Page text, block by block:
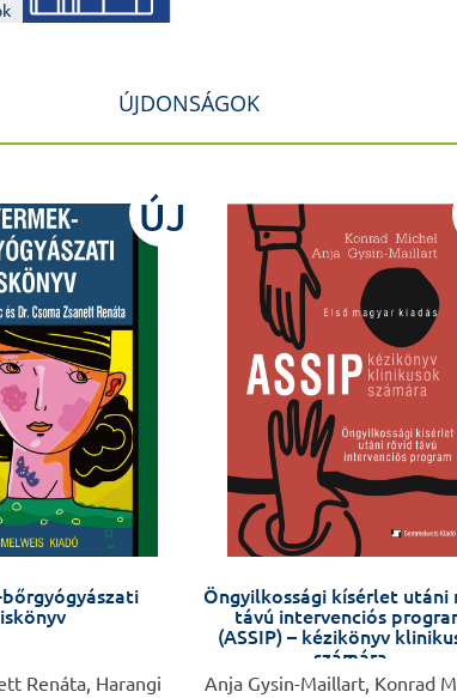
ÚJDONSÁGOK
ÚJ
Renáta, Harangi
Öngyilkossági kísérlet utáni
távú intervenciós
(ASSIP) – kézikönyv
számára
Anja Gysin-Maillart, Konrad